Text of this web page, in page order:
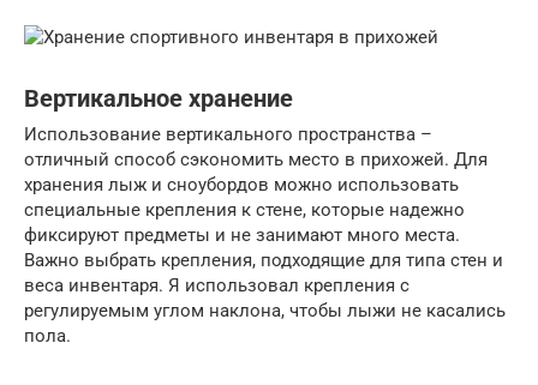
Вертикальное хранение
Использование вертикального пространства –
отличный способ сэкономить место в прихожей. Для
хранения лыж и сноубордов можно использовать
специальные крепления к стене, которые надежно
фиксируют предметы и не занимают много места.
Важно выбрать крепления, подходящие для типа стен и
веса инвентаря. Я использовал крепления с
регулируемым углом наклона, чтобы лыжи не касались
пола.